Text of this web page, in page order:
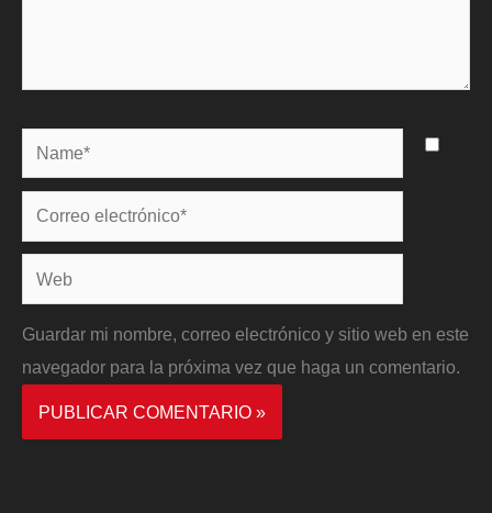
Name*
Correo
electrónico*
Web
Guardar mi nombre, correo electrónico y sitio web en este
navegador para la próxima vez que haga un comentario.